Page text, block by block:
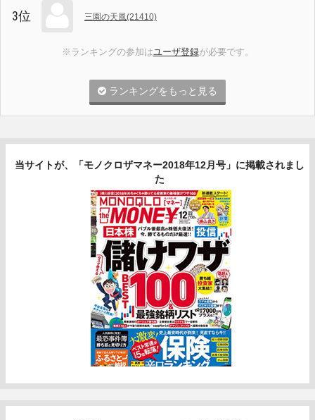
3位 三園の天風(21410)
※ランキングの参加はユーザ登録が必要です。
ランキングをもっと見る
当サイトが、「モノクロザマネー2018年12月号」に掲載されまし
た